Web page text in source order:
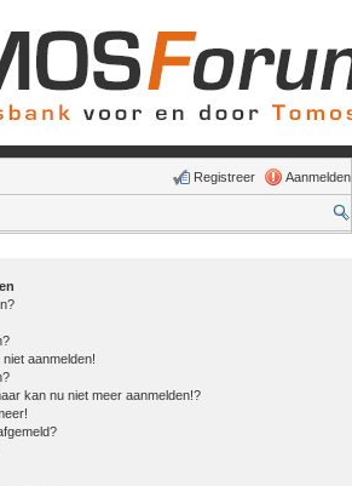
Aanmelden
Registreer
aanmelden!
kan nu niet meer aanmelden!?